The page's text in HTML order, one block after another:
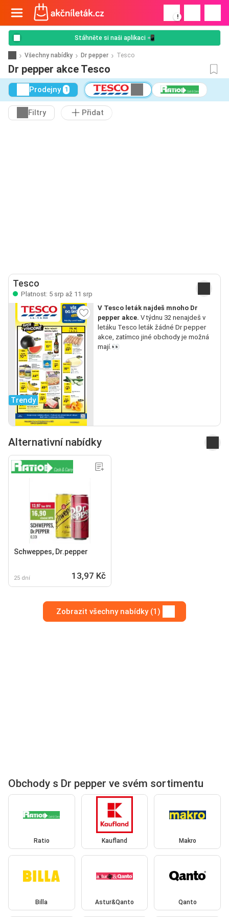
!
Stáhněte si naši aplikaci 📲
Všechny nabídky Dr pepper Tesco
Dr pepper akce Tesco
Prodejny 1
Filtry Přidat
Tesco
Platnost: 5 srp až 11 srp
Trendy
V Tesco leták najdeš mnoho Dr
pepper akce. V týdnu 32 nenajdeš v
letáku Tesco leták žádné Dr pepper
akce, zatímco jiné obchody je možná
mají.👀
Alternativní nabídky
Schweppes, Dr.pepper
25 dní 13,97 Kč
Zobrazit všechny nabídky (1)
Obchody s Dr pepper ve svém sortimentu
Ratio Kaufland Makro
Billa Astur&Qanto Qanto